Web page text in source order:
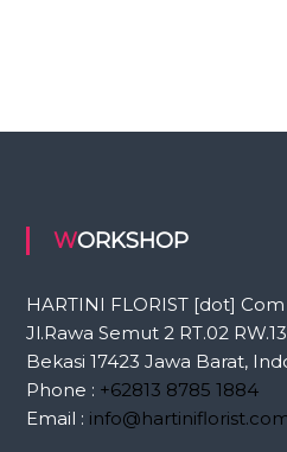
WORKSHOP
HARTINI FLORIST [dot] Com
Jl.Rawa Semut 2 RT.02
Bekasi 17423 Jawa Barat,
Phone : +62813 8785 1884
Email :